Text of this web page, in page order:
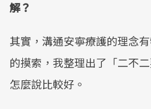
解？
其實，溝通安寧療護的理念
的摸索，我整理出了「二不
怎麼說比較好。